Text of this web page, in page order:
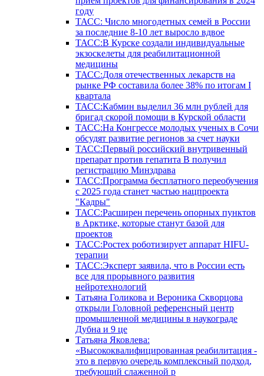
году
ТАСС: Число многодетных семей в России
за последние 8-10 лет выросло вдвое
ТАСС:В Курске создали индивидуальные
экзоскелеты для реабилитационной
медицины
ТАСС:Доля отечественных лекарств на
рынке РФ составила более 38% по итогам I
квартала
ТАСС:Кабмин выделил 36 млн рублей для
бригад скорой помощи в Курской области
ТАСС:На Конгрессе молодых ученых в Сочи
обсудят развитие регионов за счет науки
ТАСС:Первый российский внутривенный
препарат против гепатита В получил
регистрацию Минздрава
ТАСС:Программа бесплатного переобучения
с 2025 года станет частью нацпроекта
"Кадры"
ТАСС:Расширен перечень опорных пунктов
в Арктике, которые станут базой для
проектов
ТАСС:Ростех роботизирует аппарат HIFU-
терапии
ТАСС:Эксперт заявила, что в России есть
все для прорывного развития
нейротехнологий
Татьяна Голикова и Вероника Скворцова
открыли Головной референсный центр
промышленной медицины в наукограде
Дубна и 9 це
Татьяна Яковлева:
«Высококвалифицированная реабилитация -
это в первую очередь комплексный подход,
требующий слаженной р